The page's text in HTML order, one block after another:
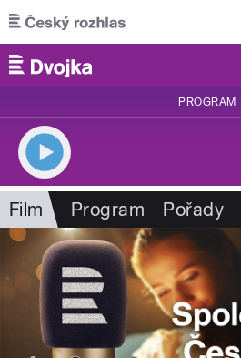
Přejít k hlavnímu obsahu
PROGRAM
Film Program Pořady